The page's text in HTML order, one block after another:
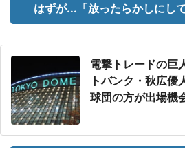
はずが...「放ったらかしにし
電撃トレードの巨
トバンク・秋広
球団の方が出場機